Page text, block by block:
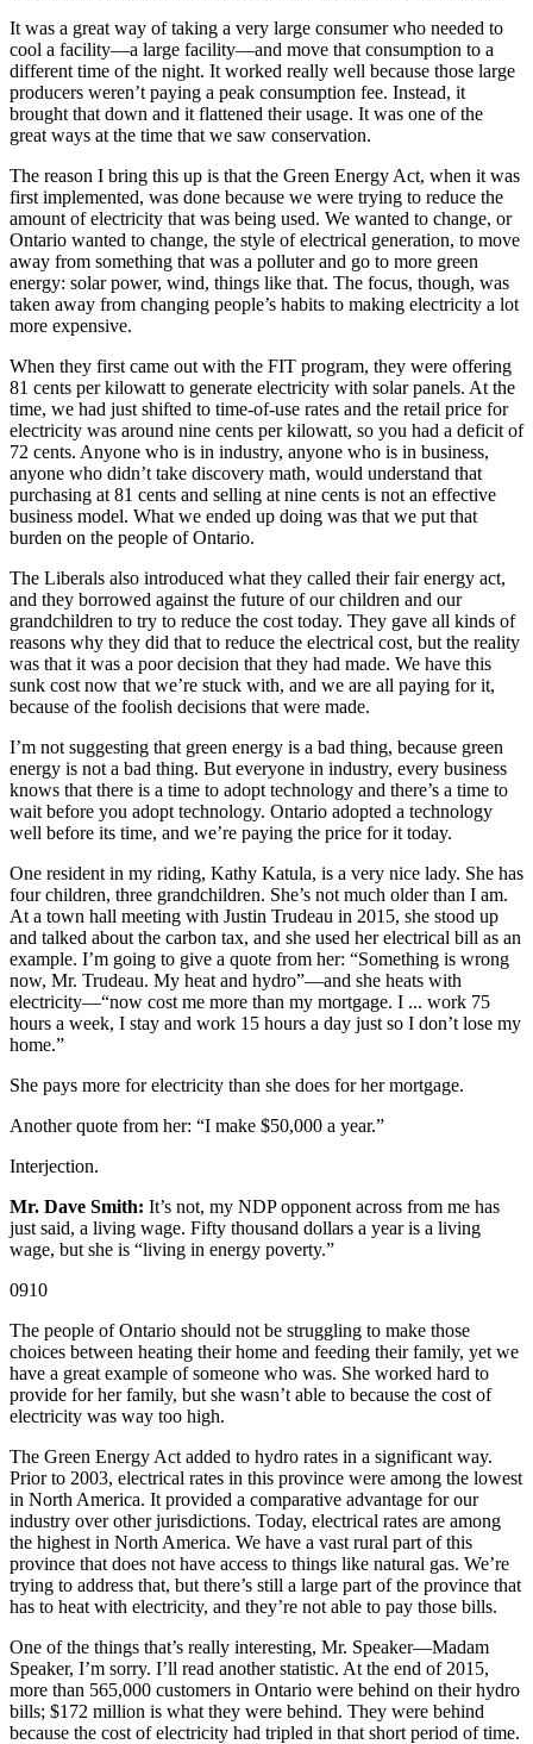
It was a great way of taking a very large consumer who needed to
cool a facility—a large facility—and move that consumption to a
different time of the night. It worked really well because those large
producers weren’t paying a peak consumption fee. Instead, it
brought that down and it flattened their usage. It was one of the
great ways at the time that we saw conservation.
The reason I bring this up is that the Green Energy Act, when it was
first implemented, was done because we were trying to reduce the
amount of electricity that was being used. We wanted to change, or
Ontario wanted to change, the style of electrical generation, to move
away from something that was a polluter and go to more green
energy: solar power, wind, things like that. The focus, though, was
taken away from changing people’s habits to making electricity a lot
more expensive.
When they first came out with the FIT program, they were offering
81 cents per kilowatt to generate electricity with solar panels. At the
time, we had just shifted to time-of-use rates and the retail price for
electricity was around nine cents per kilowatt, so you had a deficit of
72 cents. Anyone who is in industry, anyone who is in business,
anyone who didn’t take discovery math, would understand that
purchasing at 81 cents and selling at nine cents is not an effective
business model. What we ended up doing was that we put that
burden on the people of Ontario.
The Liberals also introduced what they called their fair energy act,
and they borrowed against the future of our children and our
grandchildren to try to reduce the cost today. They gave all kinds of
reasons why they did that to reduce the electrical cost, but the reality
was that it was a poor decision that they had made. We have this
sunk cost now that we’re stuck with, and we are all paying for it,
because of the foolish decisions that were made.
I’m not suggesting that green energy is a bad thing, because green
energy is not a bad thing. But everyone in industry, every business
knows that there is a time to adopt technology and there’s a time to
wait before you adopt technology. Ontario adopted a technology
well before its time, and we’re paying the price for it today.
One resident in my riding, Kathy Katula, is a very nice lady. She has
four children, three grandchildren. She’s not much older than I am.
At a town hall meeting with Justin Trudeau in 2015, she stood up
and talked about the carbon tax, and she used her electrical bill as an
example. I’m going to give a quote from her: “Something is wrong
now, Mr. Trudeau. My heat and hydro”—and she heats with
electricity—“now cost me more than my mortgage. I ... work 75
hours a week, I stay and work 15 hours a day just so I don’t lose my
home.”
She pays more for electricity than she does for her mortgage.
Another quote from her: “I make $50,000 a year.”
Interjection.
Mr. Dave Smith: It’s not, my NDP opponent across from me has
just said, a living wage. Fifty thousand dollars a year is a living
wage, but she is “living in energy poverty.”
0910
The people of Ontario should not be struggling to make those
choices between heating their home and feeding their family, yet we
have a great example of someone who was. She worked hard to
provide for her family, but she wasn’t able to because the cost of
electricity was way too high.
The Green Energy Act added to hydro rates in a significant way.
Prior to 2003, electrical rates in this province were among the lowest
in North America. It provided a comparative advantage for our
industry over other jurisdictions. Today, electrical rates are among
the highest in North America. We have a vast rural part of this
province that does not have access to things like natural gas. We’re
trying to address that, but there’s still a large part of the province that
has to heat with electricity, and they’re not able to pay those bills.
One of the things that’s really interesting, Mr. Speaker—Madam
Speaker, I’m sorry. I’ll read another statistic. At the end of 2015,
more than 565,000 customers in Ontario were behind on their hydro
bills; $172 million is what they were behind. They were behind
because the cost of electricity had tripled in that short period of time.